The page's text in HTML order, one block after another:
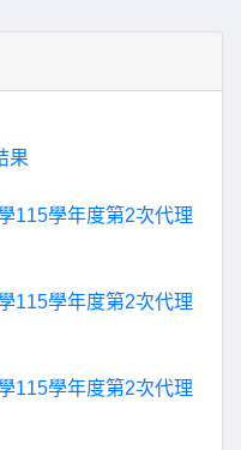
果
115學年度第2次代理
115學年度第2次代理
115學年度第2次代理